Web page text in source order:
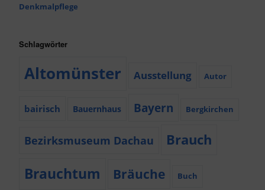
Denkmalpflege
Schlagwörter
Altomünster Ausstellung Autor
bairisch Bauernhaus Bayern Bergkirchen
Bezirksmuseum Dachau Brauch
Brauchtum Bräuche Buch